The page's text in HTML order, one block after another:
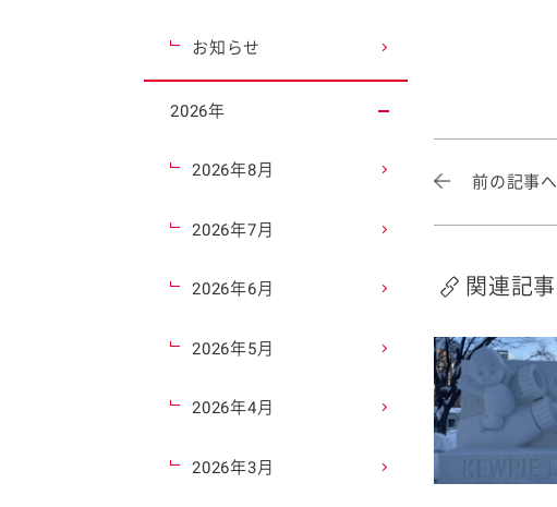
前の記事へ
関連記事
お知らせ
2026年
2026年8月
2026年7月
2026年6月
2026年5月
2026年4月
2026年3月